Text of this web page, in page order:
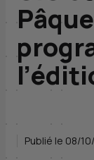
Publié le 08/